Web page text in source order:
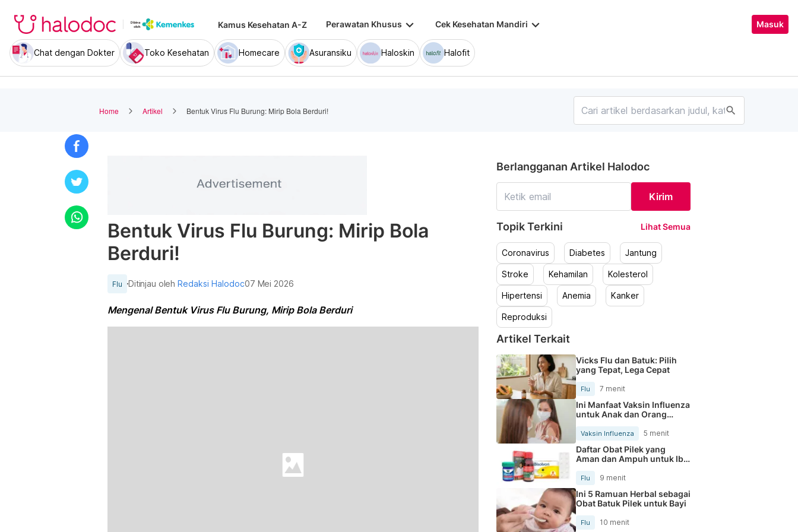
Kamus Kesehatan A-Z Perawatan Khusus keyboard_arrow_down Cek Kesehatan Mandiri keyboard_arrow_down Masuk
Chat dengan Dokter Toko Kesehatan Homecare Asuransiku Haloskin Halofit
Home Artikel Bentuk Virus Flu Burung: Mirip Bola Berduri! search
Bentuk Virus Flu Burung: Mirip Bola
Berduri!
Flu Ditinjau olehRedaksi Halodoc07 Mei 2026
Mengenal Bentuk Virus Flu Burung, Mirip Bola Berduri
Berlangganan Artikel Halodoc
Kirim
Topik Terkini Lihat Semua
Coronavirus Diabetes Jantung
Stroke Kehamilan Kolesterol
Hipertensi Anemia Kanker
Reproduksi
Artikel Terkait
Vicks Flu dan Batuk: Pilih
yang Tepat, Lega Cepat
Flu 7 menit
Ini Manfaat Vaksin Influenza
untuk Anak dan Orang
Vaksin Influenza 5 menit
Daftar Obat Pilek yang
Aman dan Ampuh untuk Ibu
Flu 9 menit
Ini 5 Ramuan Herbal sebagai
Obat Batuk Pilek untuk Bayi
Flu 10 menit